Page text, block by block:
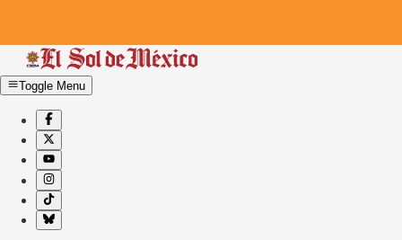
Toggle Menu